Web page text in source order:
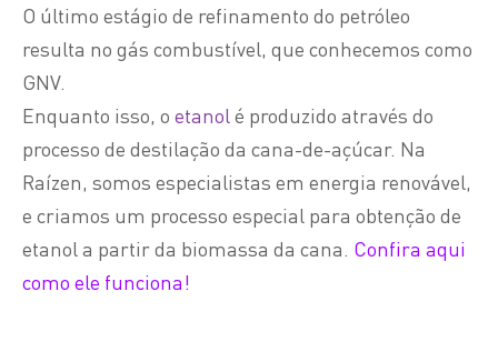
O último estágio de refinamento do petróleo
resulta no gás combustível, que conhecemos como
GNV.
Enquanto isso, o etanol é produzido através do
processo de destilação da cana-de-açúcar. Na
Raízen, somos especialistas em energia renovável,
e criamos um processo especial para obtenção de
etanol a partir da biomassa da cana. Confira aqui
como ele funciona!